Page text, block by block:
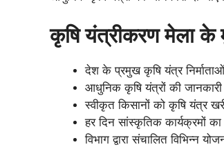
कृषि यंत्रीकरण मेला
देश के प्रमुख कृषि यंत्र
आधुनिक कृषि यंत्रों की
स्वीकृत किसानों को कृषि यंत्र
हर दिन सांस्कृतिक कार्यक्रमों
विभाग द्वारा संचालित विभिन्न